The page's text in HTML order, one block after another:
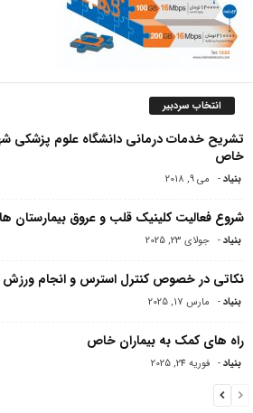
انتخاب سردبیر
تشریح خدمات درمانی دانشگاه علوم پزشکی
خاص
بنیاد- می 9, 2018
شروع فعالیت کلینیک قلب و عروق بیمارستان
بنیاد- جولای 23, 2025
نکاتی در خصوص کنترل استرس و انجام ورزش
بنیاد- مارس 17, 2025
راه های کمک به بیماران خاص
بنیاد- فوریه 24, 2025